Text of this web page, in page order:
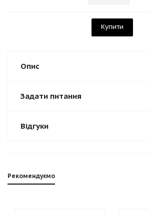
Купити
Опис
Задати питання
Відгуки
Рекомендуємо